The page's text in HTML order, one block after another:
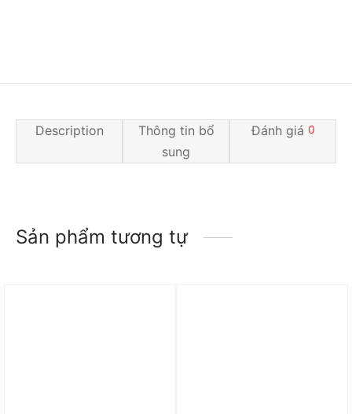
Description
Thông tin bổ
sung
Đánh giá 0
Sản phẩm tương tự